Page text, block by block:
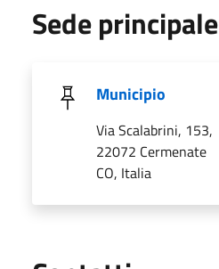
Sede principale
Municipio
Via Scalabrini, 153,
22072 Cermenate
CO, Italia